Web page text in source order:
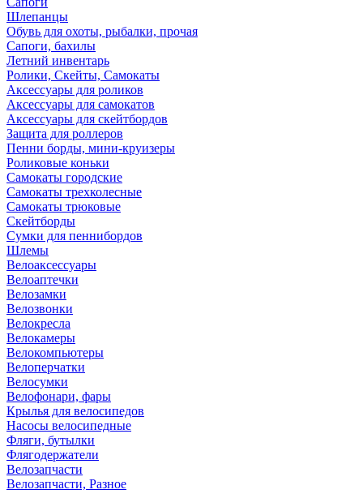
Шлепанцы
Обувь для охоты, рыбалки, прочая
Сапоги, бахилы
Летний инвентарь
Ролики, Скейты, Самокаты
Аксессуары для роликов
Аксессуары для самокатов
Аксессуары для скейтбордов
Защита для роллеров
Пенни борды, мини-круизеры
Роликовые коньки
Самокаты городские
Самокаты трехколесные
Самокаты трюковые
Скейтборды
Сумки для пеннибордов
Шлемы
Велоаксессуары
Велоаптечки
Велозамки
Велозвонки
Велокресла
Велокамеры
Велокомпьютеры
Велоперчатки
Велосумки
Велофонари, фары
Крылья для велосипедов
Насосы велосипедные
Фляги, бутылки
Флягодержатели
Велозапчасти
Велозапчасти, Разное